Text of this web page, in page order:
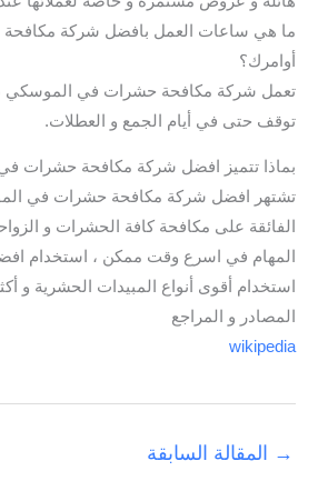
ما هي ساعات العمل بافضل شركة
أوامرك؟
توقف حتى في أيام الجمع و العطلات.
بماذا تتميز افضل شركة مكافحة حشرات
تشتهر افضل شركة مكافحة حشرات في
الفائقة على مكافحة كافة الحشرات و
المهام في اسرع وقت ممكن ، استخدام
استخدام أقوى أنواع المبيدات الحشرية و
المصادر و المراجع
wikipedia
→ المقالة السابقة